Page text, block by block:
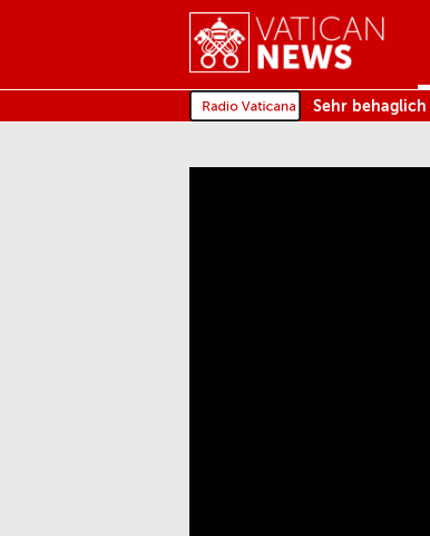
Sehr behaglich